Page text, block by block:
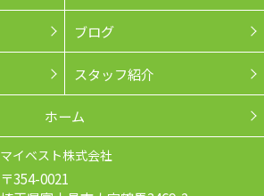
ブログ
スタッフ紹介
ホーム
マイベスト株式会社
〒354-0021